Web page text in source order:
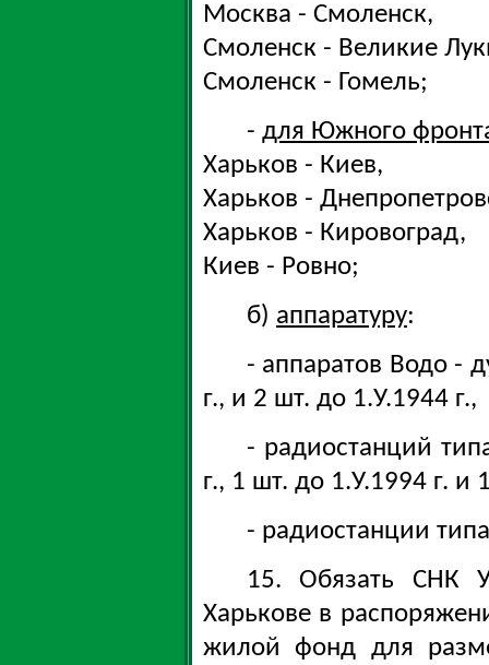
Москва - Смоленск,
Смоленск - Великие
Смоленск - Гомель;
- для Южного
Харьков - Киев,
Харьков -
Харьков - Кировоград,
Киев - Ровно;
б) аппаратуру:
- аппаратов Водо -
г., и 2 шт. до 1.У.1944 г.,
- радиостанций
г., 1 шт. до 1.У.1994 г. и
- радиостанции
15. Обязать СНК
Харькове в
жилой фонд для